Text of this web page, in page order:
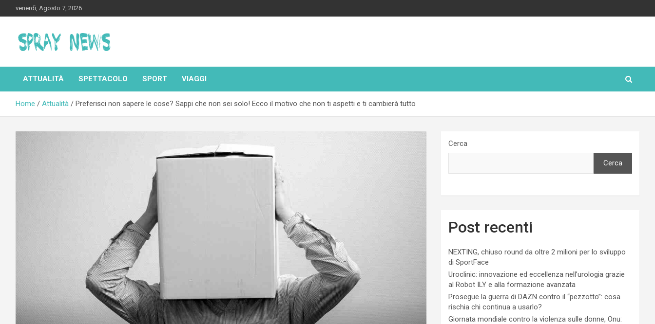
to
venerdì, Agosto 7, 2026
Spraynews.it
ATTUALITÀ SPETTACOLO SPORT VIAGGI
Home Attualità Preferisci non sapere le cose? Sappi che non sei solo! Ecco il motivo che non ti aspetti e ti cambierà tutto
Cerca
Cerca
Post recenti
NEXTING, chiuso round da oltre 2 milioni per lo sviluppo
di SportFace
Uroclinic: innovazione ed eccellenza nell’urologia grazie
al Robot ILY e alla formazione avanzata
Prosegue la guerra di DAZN contro il “pezzotto”: cosa
rischia chi continua a usarlo?
Giornata mondiale contro la violenza sulle donne, Onu: